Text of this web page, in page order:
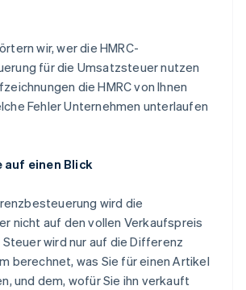
wir, wer die HMRC-
für die Umsatzsteuer nutzen
die HMRC von Ihnen
Fehler Unternehmen unterlaufen
einen Blick
wird die
nicht auf den vollen Verkaufspreis
Steuer wird nur auf die Differenz
berechnet, was Sie für einen Artikel
und dem, wofür Sie ihn verkauft